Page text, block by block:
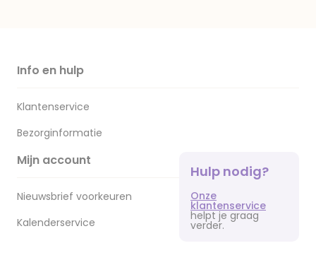
Info en hulp
Klantenservice
Bezorginformatie
Mijn account
Nieuwsbrief voorkeuren
Kalenderservice
Hulp nodig?
Onze
klantenservice
helpt je graag
verder.